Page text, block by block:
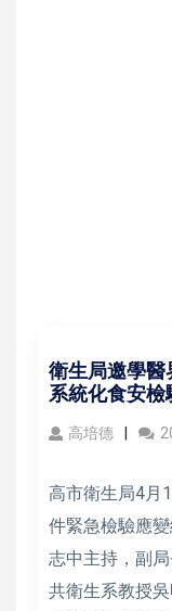
衛生局邀學醫
系統化食安
高培德
高市衛生局4月
件緊急檢驗應
志中主持，副
共衛生系教授